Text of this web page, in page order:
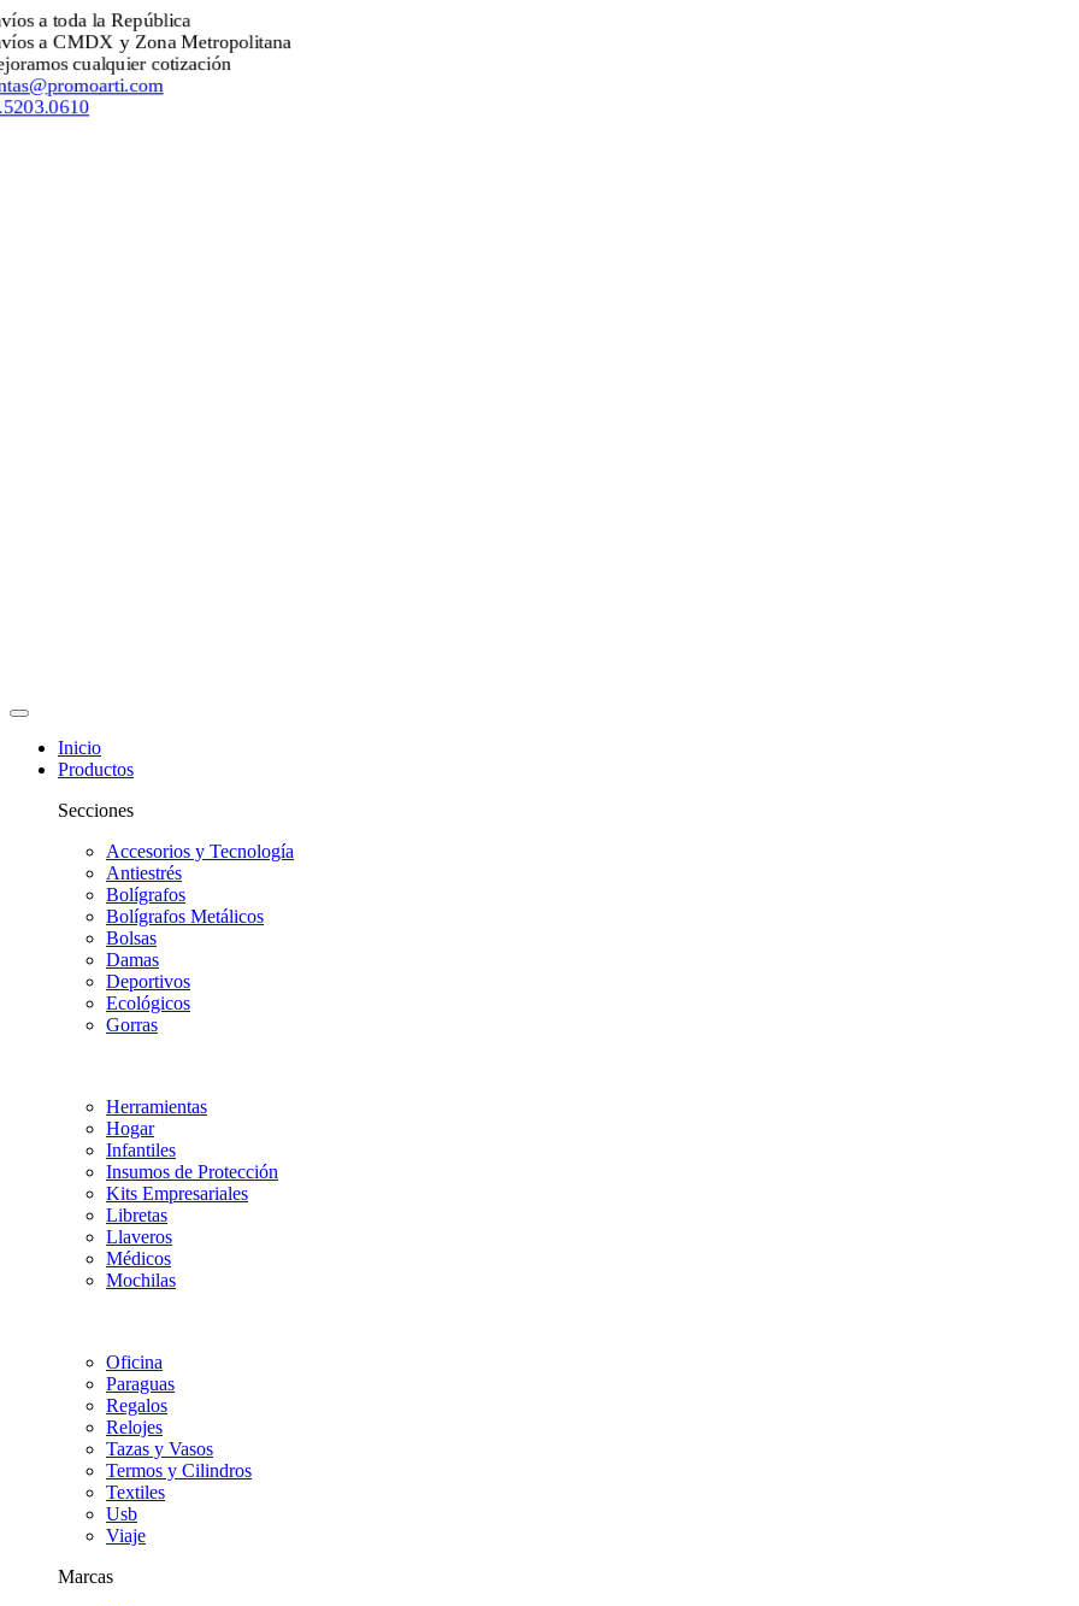
a toda la República
a CMDX y Zona Metropolitana
cualquier cotización
Inicio
Productos
Secciones
Accesorios y Tecnología
Antiestrés
Bolígrafos
Bolígrafos Metálicos
Bolsas
Damas
Deportivos
Ecológicos
Gorras
Herramientas
Hogar
Infantiles
Insumos de Protección
Kits Empresariales
Libretas
Llaveros
Médicos
Mochilas
Oficina
Paraguas
Regalos
Relojes
Tazas y Vasos
Termos y Cilindros
Textiles
Usb
Viaje
Marcas